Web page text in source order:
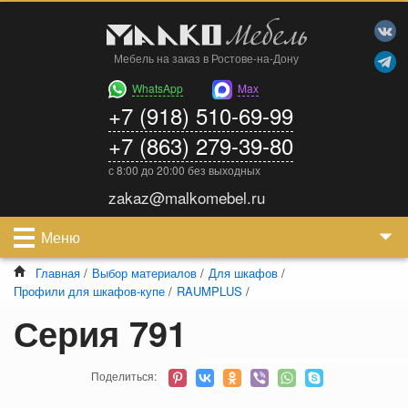
Мебель на заказ в Ростове-на-Дону
WhatsApp
Max
+7 (918) 510-69-99
+7 (863) 279-39-80
с 8:00 до 20:00 без выходных
zakaz@malkomebel.ru
Меню
Главная / Выбор материалов / Для шкафов /
Профили для шкафов-купе / RAUMPLUS /
Серия 791
Поделиться: